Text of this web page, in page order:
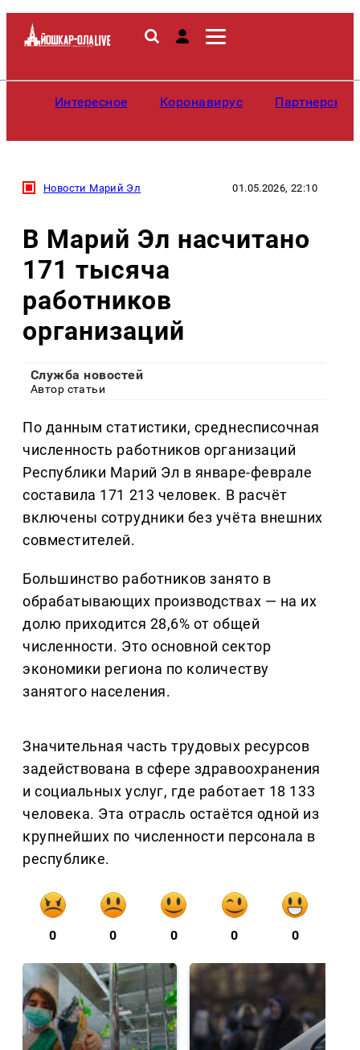
Интересное Коронавирус
Новости Марий Эл 01.05.2026, 22:10
В Марий Эл насчитано
171 тысяча
работников
организаций
Служба новостей
Автор статьи
По данным статистики, среднесписочная
численность работников организаций
Республики Марий Эл в январе-феврале
составила 171 213 человек. В расчёт
включены сотрудники без учёта внешних
совместителей.
Большинство работников занято в
обрабатывающих производствах — на их
долю приходится 28,6% от общей
численности. Это основной сектор
экономики региона по количеству
занятого населения.
Значительная часть трудовых ресурсов
задействована в сфере здравоохранения
и социальных услуг, где работает 18 133
человека. Эта отрасль остаётся одной из
крупнейших по численности персонала в
республике.
0 0 0 0 0